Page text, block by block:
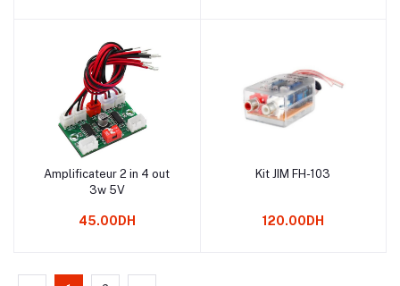
Ajouter au panier
Amplificateur 2 in 4 out
3w 5V
45.00DH
Ajouter au panier
Kit JIM FH-103
120.00DH